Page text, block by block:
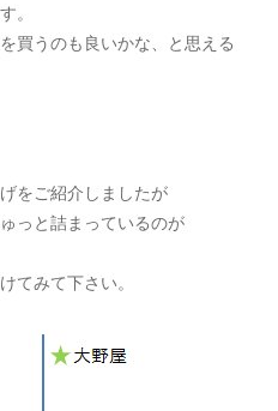
。
買うのも良いかな、と思える
をご紹介しましたが
っと詰まっているのが
てみて下さい。